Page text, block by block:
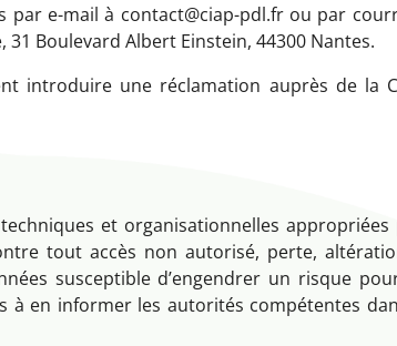
par e-mail à contact@ciap-pdl.fr ou par
31 Boulevard Albert Einstein, 44300 Nantes.
introduire une réclamation auprès de la
et organisationnelles appropriées
tout accès non autorisé, perte,
susceptible d’engendrer un risque
à en informer les autorités compétentes